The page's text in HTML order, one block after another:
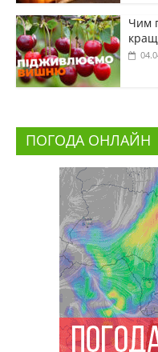
Чим
ПОГОДА ОНЛАЙН